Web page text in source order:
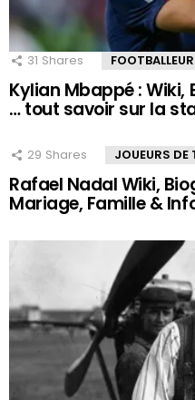
31 Shares
Kylian Mbappé : Wiki,
… tout savoir sur la
29 Shares JOUEURS DE
Rafael Nadal Wiki,
Mariage, Famille &